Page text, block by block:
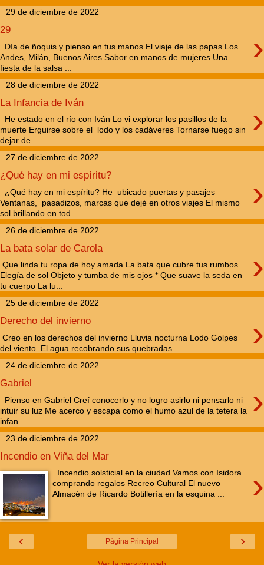
29 de diciembre de 2022
29 ›
Día de ñoquis y pienso en tus manos El viaje de las papas Los
Andes, Milán, Buenos Aires Sabor en manos de mujeres Una
fiesta de la salsa ...
28 de diciembre de 2022
La Infancia de Iván ›
He estado en el río con Iván Lo vi explorar los pasillos de la
muerte Erguirse sobre el lodo y los cadáveres Tornarse fuego sin
dejar de ...
27 de diciembre de 2022
¿Qué hay en mi espíritu? ›
¿Qué hay en mi espíritu? He ubicado puertas y pasajes
Ventanas, pasadizos, marcas que dejé en otros viajes El mismo
sol brillando en tod...
26 de diciembre de 2022
La bata solar de Carola ›
Que linda tu ropa de hoy amada La bata que cubre tus rumbos
Elegía de sol Objeto y tumba de mis ojos * Que suave la seda en
tu cuerpo La lu...
25 de diciembre de 2022
Derecho del invierno ›
Creo en los derechos del invierno Lluvia nocturna Lodo Golpes
del viento El agua recobrando sus quebradas
24 de diciembre de 2022
Gabriel ›
Pienso en Gabriel Creí conocerlo y no logro asirlo ni pensarlo ni
intuir su luz Me acerco y escapa como el humo azul de la tetera la
infan...
23 de diciembre de 2022
Incendio en Viña del Mar
›
Incendio solsticial en la ciudad Vamos con Isidora
comprando regalos Recreo Cultural El nuevo
Almacén de Ricardo Botillería en la esquina ...
‹ ›
Página Principal